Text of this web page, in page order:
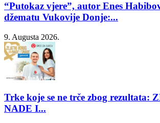
“Putokaz vjere”, autor Enes
džematu Vukovije Donje:...
9. Augusta 2026.
Trke koje se ne trče zbog rezultata:
NADE I...